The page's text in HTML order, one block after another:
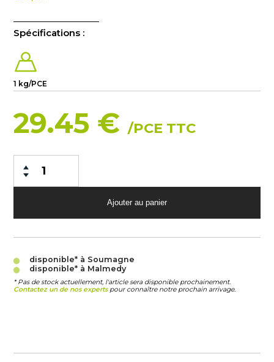
Spécifications :
1 kg/PCE
29.45 €/PCE TTC
disponible* à Soumagne
disponible* à Malmedy
* Pas de stock actuellement, l'article sera disponible prochainement.
Contactez un de nos expertspour connaître notre prochain arrivage.